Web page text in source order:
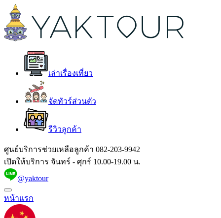
เล่าเรื่องเที่ยว
จัดทัวร์ส่วนตัว
รีวิวลูกค้า
ศูนย์บริการช่วยเหลือลูกค้า 082-203-9942
เปิดให้บริการ จันทร์ - ศุกร์ 10.00-19.00 น.
@yaktour
หน้าแรก